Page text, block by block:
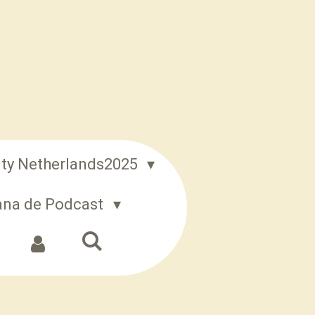
Netherlands2025
de Podcast